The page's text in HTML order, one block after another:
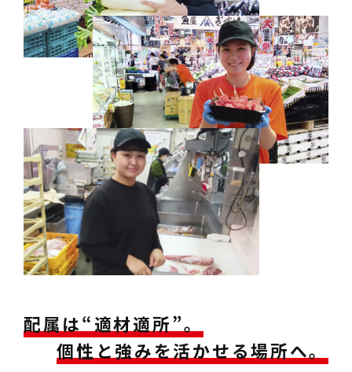
配属は“適材適所”。
個性と強みを活かせる場所へ。